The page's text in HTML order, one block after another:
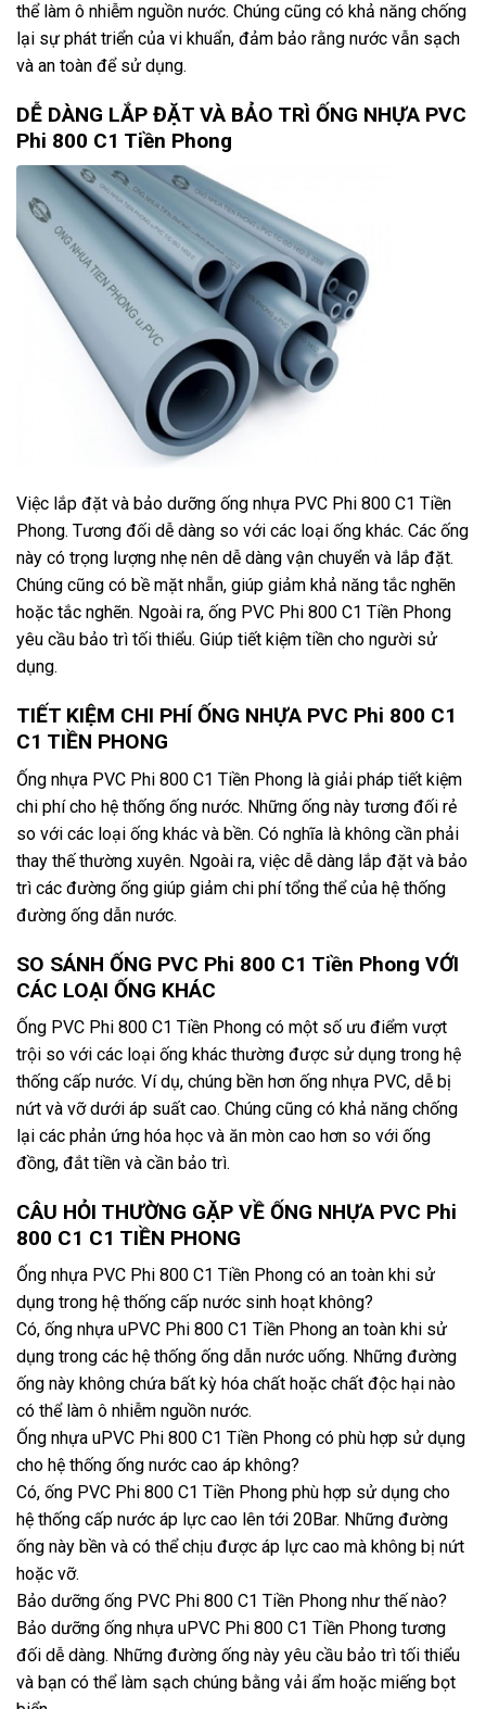
thể làm ô nhiễm nguồn nước. Chúng cũng có khả năng chống
lại sự phát triển của vi khuẩn, đảm bảo rằng nước vẫn sạch
và an toàn để sử dụng.
DỄ DÀNG LẮP ĐẶT VÀ BẢO TRÌ ỐNG NHỰA PVC
Phi 800 C1 Tiền Phong
Việc lắp đặt và bảo dưỡng ống nhựa PVC Phi 800 C1 Tiền
Phong. Tương đối dễ dàng so với các loại ống khác. Các ống
này có trọng lượng nhẹ nên dễ dàng vận chuyển và lắp đặt.
Chúng cũng có bề mặt nhẵn, giúp giảm khả năng tắc nghẽn
hoặc tắc nghẽn. Ngoài ra, ống PVC Phi 800 C1 Tiền Phong
yêu cầu bảo trì tối thiểu. Giúp tiết kiệm tiền cho người sử
dụng.
TIẾT KIỆM CHI PHÍ ỐNG NHỰA PVC Phi 800 C1
C1 TIỀN PHONG
Ống nhựa PVC Phi 800 C1 Tiền Phong là giải pháp tiết kiệm
chi phí cho hệ thống ống nước. Những ống này tương đối rẻ
so với các loại ống khác và bền. Có nghĩa là không cần phải
thay thế thường xuyên. Ngoài ra, việc dễ dàng lắp đặt và bảo
trì các đường ống giúp giảm chi phí tổng thể của hệ thống
đường ống dẫn nước.
SO SÁNH ỐNG PVC Phi 800 C1 Tiền Phong VỚI
CÁC LOẠI ỐNG KHÁC
Ống PVC Phi 800 C1 Tiền Phong có một số ưu điểm vượt
trội so với các loại ống khác thường được sử dụng trong hệ
thống cấp nước. Ví dụ, chúng bền hơn ống nhựa PVC, dễ bị
nứt và vỡ dưới áp suất cao. Chúng cũng có khả năng chống
lại các phản ứng hóa học và ăn mòn cao hơn so với ống
đồng, đắt tiền và cần bảo trì.
CÂU HỎI THƯỜNG GẶP VỀ ỐNG NHỰA PVC Phi
800 C1 C1 TIỀN PHONG
Ống nhựa PVC Phi 800 C1 Tiền Phong có an toàn khi sử
dụng trong hệ thống cấp nước sinh hoạt không?
Có, ống nhựa uPVC Phi 800 C1 Tiền Phong an toàn khi sử
dụng trong các hệ thống ống dẫn nước uống. Những đường
ống này không chứa bất kỳ hóa chất hoặc chất độc hại nào
có thể làm ô nhiễm nguồn nước.
Ống nhựa uPVC Phi 800 C1 Tiền Phong có phù hợp sử dụng
cho hệ thống ống nước cao áp không?
Có, ống PVC Phi 800 C1 Tiền Phong phù hợp sử dụng cho
hệ thống cấp nước áp lực cao lên tới 20Bar. Những đường
ống này bền và có thể chịu được áp lực cao mà không bị nứt
hoặc vỡ.
Bảo dưỡng ống PVC Phi 800 C1 Tiền Phong như thế nào?
Bảo dưỡng ống nhựa uPVC Phi 800 C1 Tiền Phong tương
đối dễ dàng. Những đường ống này yêu cầu bảo trì tối thiểu
và bạn có thể làm sạch chúng bằng vải ẩm hoặc miếng bọt